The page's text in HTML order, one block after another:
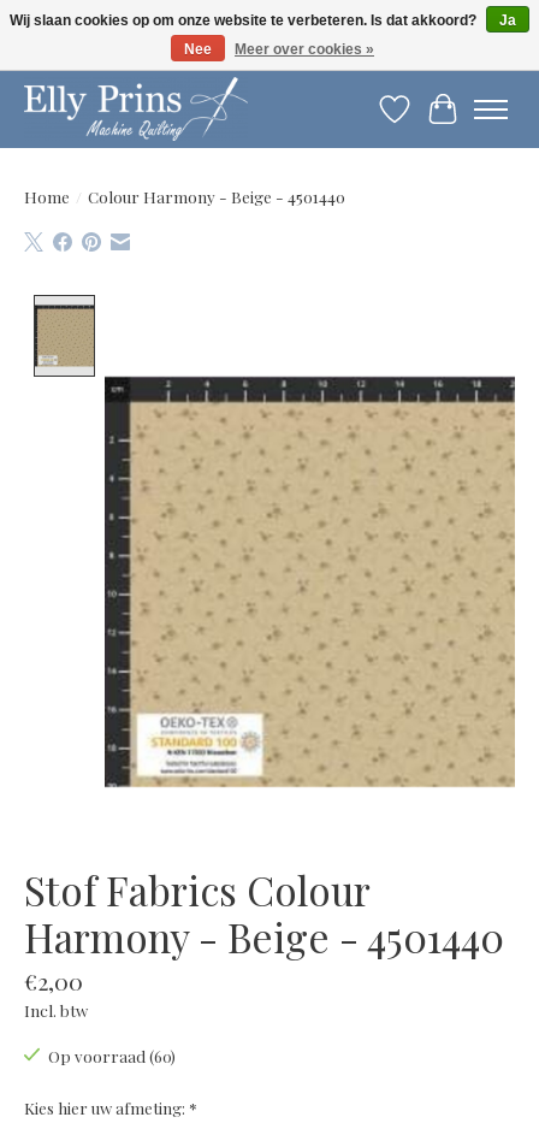
Let op: gewijzigde openingstijden!
Verlanglijst
Home / Colour Harmony - Beige - 4501440
Stof Fabrics Colour
Harmony - Beige - 4501440
€2,00
Incl. btw
Op voorraad (60)
Kies hier uw afmeting: *
Wij slaan cookies op om onze website te verbeteren. Is dat akkoord?
Ja
Nee
Meer over cookies »